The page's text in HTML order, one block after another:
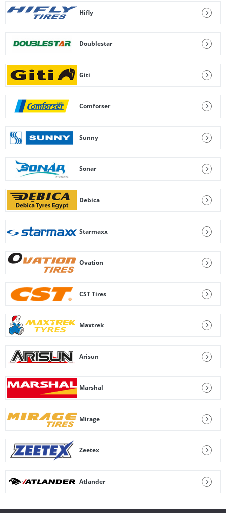
Hifly
Doublestar
Giti
Comforser
Sunny
Sonar
Debica
Starmaxx
Ovation
CST Tires
Maxtrek
Arisun
Marshal
Mirage
Zeetex
Atlander